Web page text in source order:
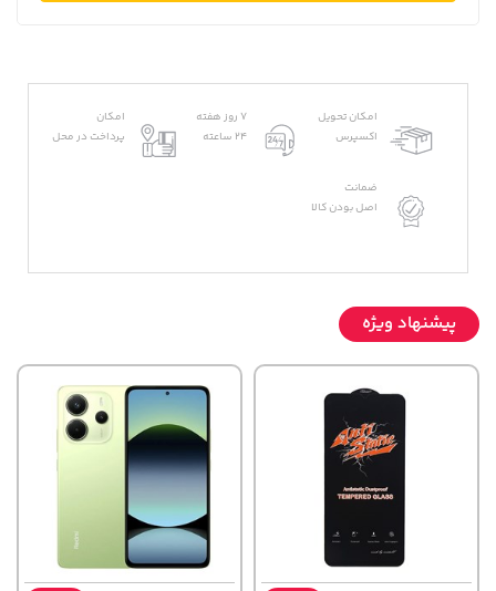
امکان تحویل
اکسپرس
7 روز هفته
24 ساعته
امکان
پرداخت در محل
ضمانت
اصل بودن کالا
پیشنهاد ویژه